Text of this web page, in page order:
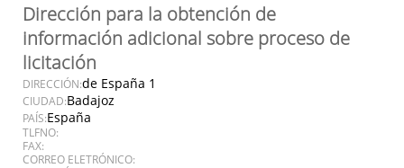
Dirección para la obtención de
información adicional sobre proceso de
licitación
DIRECCIÓN:de España 1
CIUDAD:Badajoz
PAÍS:España
TLFNO:
FAX:
CORREO ELETRÓNICO: